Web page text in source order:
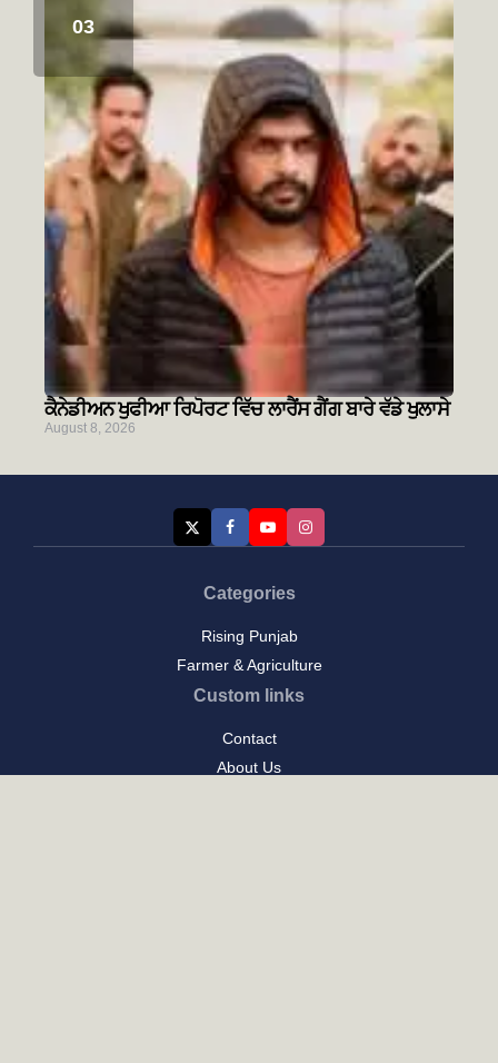
ਕੈਨੇਡੀਅਨ ਖੁਫੀਆ ਰਿਪੋਰਟ ਵਿੱਚ ਲਾਰੈਂਸ ਗੈਂਗ ਬਾਰੇ ਵੱਡੇ ਖੁਲਾਸੇ
August 8, 2026
Categories
Rising Punjab
Farmer & Agriculture
Custom links
Contact
About Us